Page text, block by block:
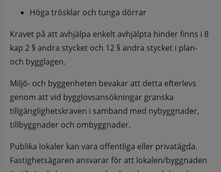
Höga trösklar och tunga dörrar
Kravet på att avhjälpa enkelt avhjälpta hinder finns i 8
kap 2 § andra stycket och 12 § andra stycket i plan-
och bygglagen.
Miljö- och byggenheten bevakar att detta efterlevs
genom att vid bygglovsansökningar granska
tillgänglighetskraven i samband med nybyggnader,
tillbyggnader och ombyggnader.
Publika lokaler kan vara offentliga eller privatägda.
Fastighetsägaren ansvarar för att lokalen/byggnaden